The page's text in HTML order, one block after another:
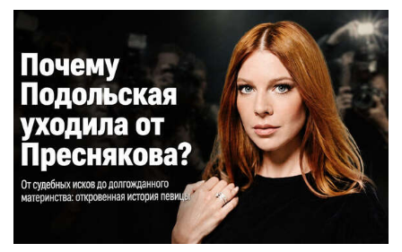
Участники Metallica столкнулись с
неизлечимым нарушением слуха
КОБЕЙН PR